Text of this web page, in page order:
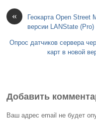
«
Геокарта Open Street
версии LANState (Pro)
Опрос датчиков сервера
карт в новой
Добавить
Ваш адрес email не будет